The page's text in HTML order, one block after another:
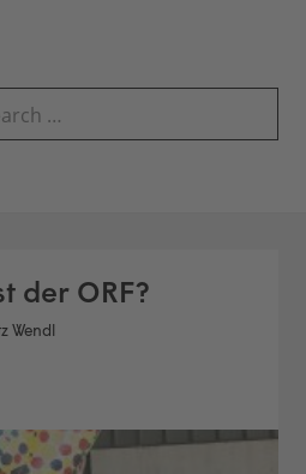
der ORF?
Wendl